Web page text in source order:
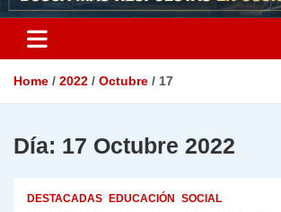
Home 2022 Octubre 17
Día: 17 Octubre 2022
DESTACADAS EDUCACIÓN SOCIAL